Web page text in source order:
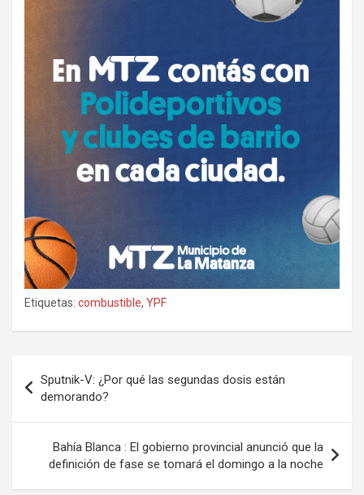
Etiquetas: combustible, YPF
de
entradas
Sputnik-V: ¿Por qué las segundas dosis están
demorando?
Bahía Blanca : El gobierno provincial anunció que la
definición de fase se tomará el domingo a la noche